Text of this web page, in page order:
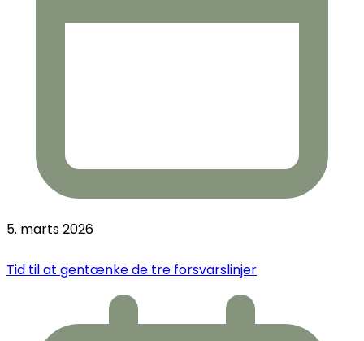
5. marts 2026
Tid til at gentænke de tre forsvarslinjer